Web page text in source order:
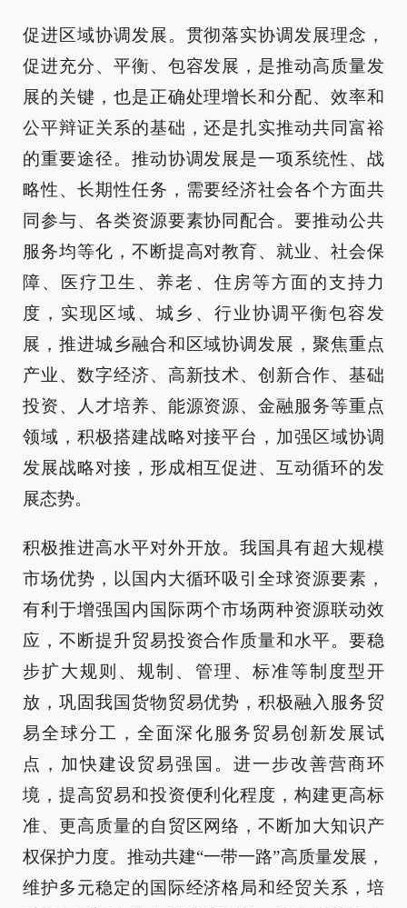
促进区域协调发展。贯彻落实协调发展理念，
促进充分、平衡、包容发展，是推动高质量发
展的关键，也是正确处理增长和分配、效率和
公平辩证关系的基础，还是扎实推动共同富裕
的重要途径。推动协调发展是一项系统性、战
略性、长期性任务，需要经济社会各个方面共
同参与、各类资源要素协同配合。要推动公共
服务均等化，不断提高对教育、就业、社会保
障、医疗卫生、养老、住房等方面的支持力
度，实现区域、城乡、行业协调平衡包容发
展，推进城乡融合和区域协调发展，聚焦重点
产业、数字经济、高新技术、创新合作、基础
投资、人才培养、能源资源、金融服务等重点
领域，积极搭建战略对接平台，加强区域协调
发展战略对接，形成相互促进、互动循环的发
展态势。
积极推进高水平对外开放。我国具有超大规模
市场优势，以国内大循环吸引全球资源要素，
有利于增强国内国际两个市场两种资源联动效
应，不断提升贸易投资合作质量和水平。要稳
步扩大规则、规制、管理、标准等制度型开
放，巩固我国货物贸易优势，积极融入服务贸
易全球分工，全面深化服务贸易创新发展试
点，加快建设贸易强国。进一步改善营商环
境，提高贸易和投资便利化程度，构建更高标
准、更高质量的自贸区网络，不断加大知识产
权保护力度。推动共建“一带一路”高质量发展，
维护多元稳定的国际经济格局和经贸关系，培